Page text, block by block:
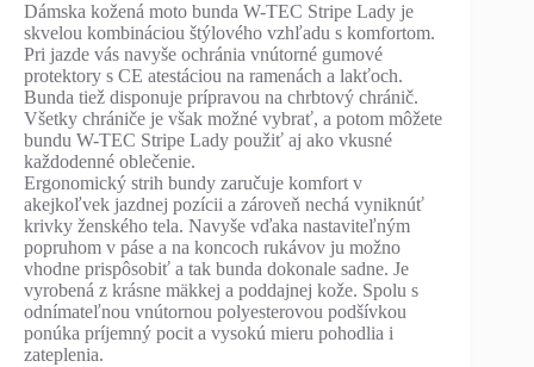
Dámska kožená moto bunda W-TEC Stripe Lady je
skvelou kombináciou štýlového vzhľadu s komfortom.
Pri jazde vás navyše ochránia vnútorné gumové
protektory s CE atestáciou na ramenách a lakťoch.
Bunda tiež disponuje prípravou na chrbtový chránič.
Všetky chrániče je však možné vybrať, a potom môžete
bundu W-TEC Stripe Lady použiť aj ako vkusné
každodenné oblečenie.
Ergonomický strih bundy zaručuje komfort v
akejkoľvek jazdnej pozícii a zároveň nechá vyniknúť
krivky ženského tela. Navyše vďaka nastaviteľným
popruhom v páse a na koncoch rukávov ju možno
vhodne prispôsobiť a tak bunda dokonale sadne. Je
vyrobená z krásne mäkkej a poddajnej kože. Spolu s
odnímateľnou vnútornou polyesterovou podšívkou
ponúka príjemný pocit a vysokú mieru pohodlia i
zateplenia.